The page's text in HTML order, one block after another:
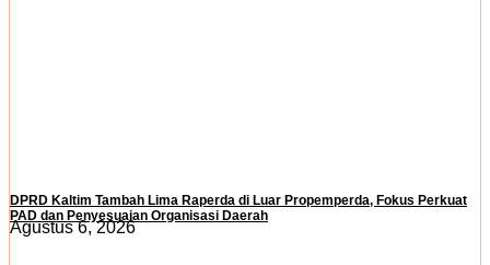
DPRD Kaltim Tambah Lima Raperda di Luar Propemperda, Fokus Perkuat
PAD dan Penyesuaian Organisasi Daerah
Agustus 6, 2026